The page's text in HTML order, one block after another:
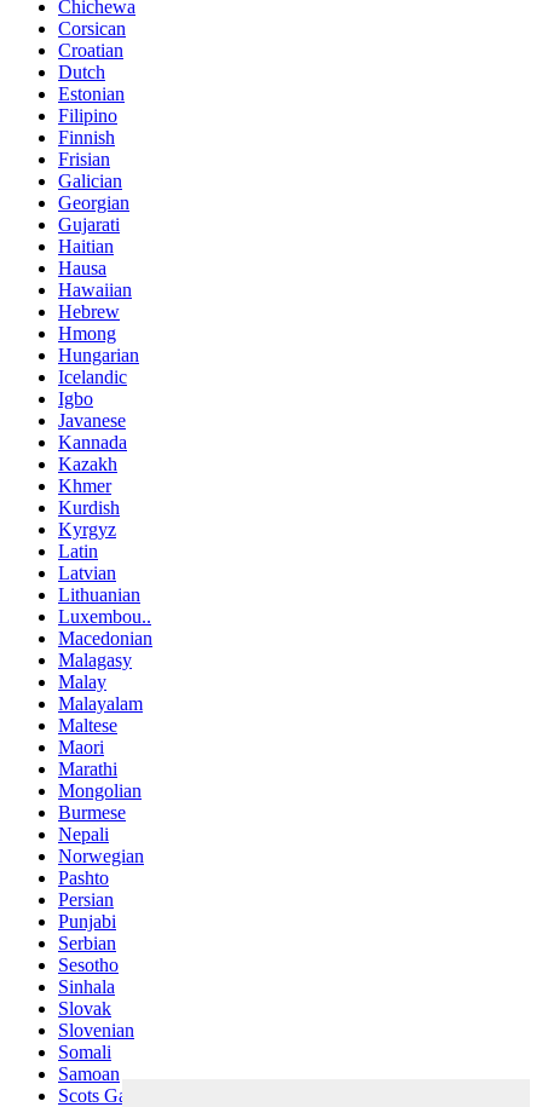
Chichewa
Corsican
Croatian
Dutch
Estonian
Filipino
Finnish
Frisian
Galician
Georgian
Gujarati
Haitian
Hausa
Hawaiian
Hebrew
Hmong
Hungarian
Icelandic
Igbo
Javanese
Kannada
Kazakh
Khmer
Kurdish
Kyrgyz
Latin
Latvian
Lithuanian
Luxembou..
Macedonian
Malagasy
Malay
Malayalam
Maltese
Maori
Marathi
Mongolian
Burmese
Nepali
Norwegian
Pashto
Persian
Punjabi
Serbian
Sesotho
Sinhala
Slovak
Slovenian
Somali
Samoan
Scots Gaelic